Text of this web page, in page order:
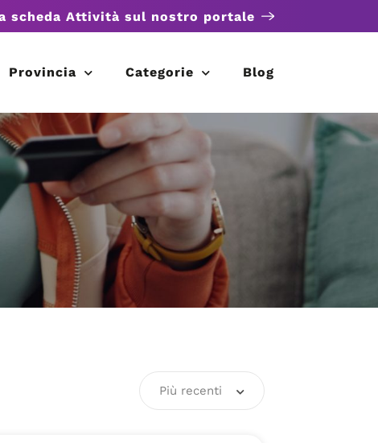
scheda Attività sul nostro portale
Provincia Categorie Blog
Più recenti